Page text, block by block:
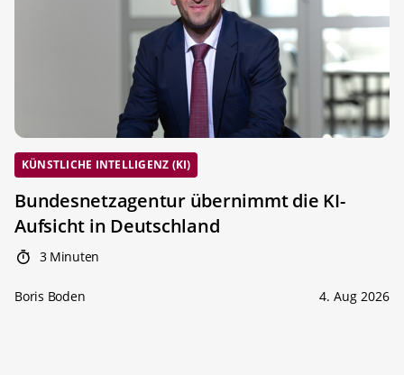
KÜNSTLICHE INTELLIGENZ (KI)
Bundesnetzagentur übernimmt die KI-
Aufsicht in Deutschland
3 Minuten
Boris Boden 4. Aug 2026